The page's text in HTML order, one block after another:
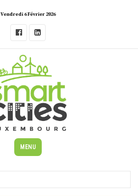
Vendredi 6 Février 2026
MENU